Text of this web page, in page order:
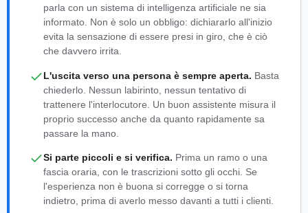
parla con un sistema di intelligenza artificiale ne sia
informato. Non è solo un obbligo: dichiararlo all'inizio
evita la sensazione di essere presi in giro, che è ciò
che davvero irrita.
L'uscita verso una persona è sempre aperta. Basta
chiederlo. Nessun labirinto, nessun tentativo di
trattenere l'interlocutore. Un buon assistente misura il
proprio successo anche da quanto rapidamente sa
passare la mano.
Si parte piccoli e si verifica. Prima un ramo o una
fascia oraria, con le trascrizioni sotto gli occhi. Se
l'esperienza non è buona si corregge o si torna
indietro, prima di averlo messo davanti a tutti i clienti.